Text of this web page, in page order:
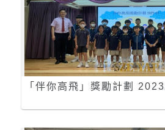
「伴你高飛」獎勵計劃